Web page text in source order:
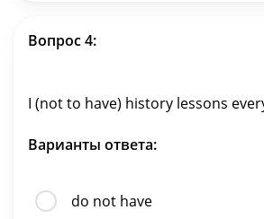
Вопрос 4:
I (not to have) history lessons
Варианты ответа:
do not have